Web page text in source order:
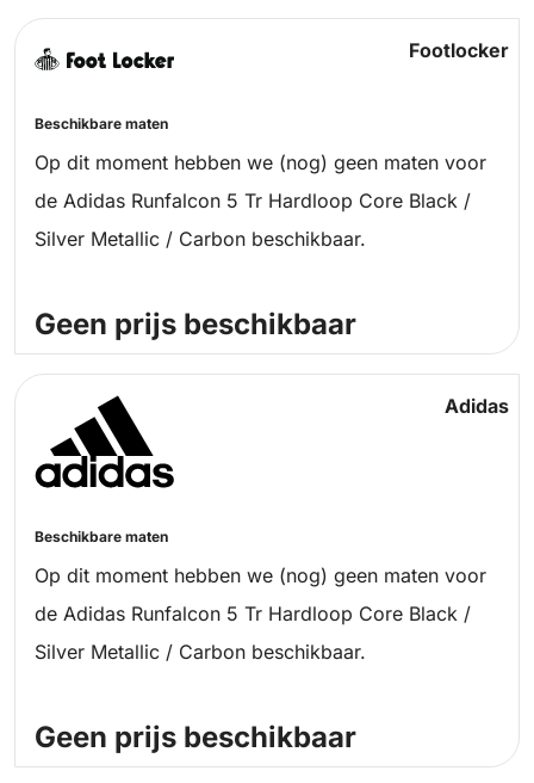
Footlocker
Beschikbare maten
Op dit moment hebben we (nog) geen maten voor
de Adidas Runfalcon 5 Tr Hardloop Core Black /
Silver Metallic / Carbon beschikbaar.
Geen prijs beschikbaar
Adidas
Beschikbare maten
Op dit moment hebben we (nog) geen maten voor
de Adidas Runfalcon 5 Tr Hardloop Core Black /
Silver Metallic / Carbon beschikbaar.
Geen prijs beschikbaar